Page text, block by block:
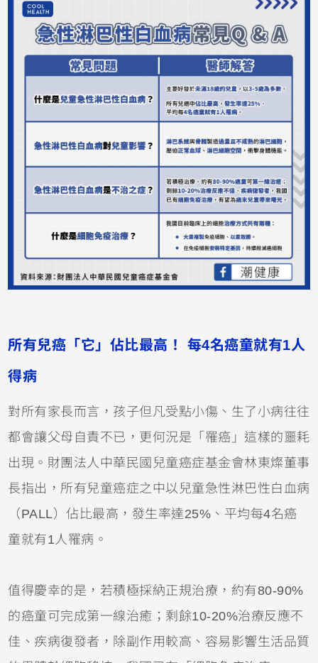
所有兒癌「它」佔比最高！ 每4名癌童就有1人
得病
對所有家長而言，孩子但凡受點小傷、生了小病往往
都會讓父母自責不已，更何況是「罹癌」這樣的噩耗
出現。財團法人中華民國兒童癌症基金會林東燦董事
長指出，所有兒童癌症之中以兒童急性淋巴性白血病
（PALL）佔比最高，發生率達25%、平均每4名癌
童就有1人罹病。
值得慶幸的是，若積極採納正規治療，約有80-90%
的癌童可完成第一線治癒；剩餘10-20%治療反應不
佳、疾病復發者，除副作用較高、容易影響生活品質